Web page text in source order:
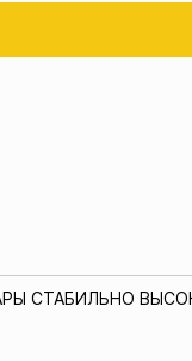
СТАБИЛЬНО